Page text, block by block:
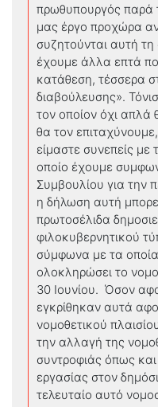
πρωθυπουργός παρά
μας έργο προχώρα
συζητούνται αυτή
έχουμε άλλα επτά
κατάθεση, τέσσερα
διαβούλευσης».
τον οποίον όχι
θα τον
είμαστε συνεπείς
οποίο έχουμε
Συμβουλίου για την
η δήλωση αυτή
πρωτοσέλιδα
φιλοκυβερνητικού
σύμφωνα με τα
ολοκληρώσει το
30 Ιουνίου. Όσον
εγκρίθηκαν αυτά
νομοθετικού
την αλλαγή της
συντροφιάς όπως
εργασίας στον
τελευταίο αυτό